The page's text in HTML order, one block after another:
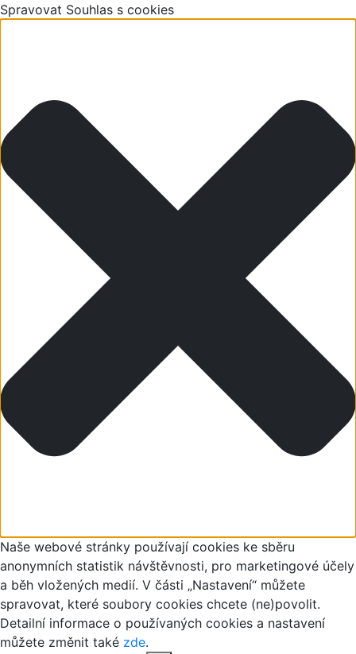
Spravovat Souhlas s cookies
Naše webové stránky používají cookies ke sběru
anonymních statistik návštěvnosti, pro marketingové účely
a běh vložených medií. V části „Nastavení“ můžete
spravovat, které soubory cookies chcete (ne)povolit.
Detailní informace o používaných cookies a nastavení
můžete změnit také zde.